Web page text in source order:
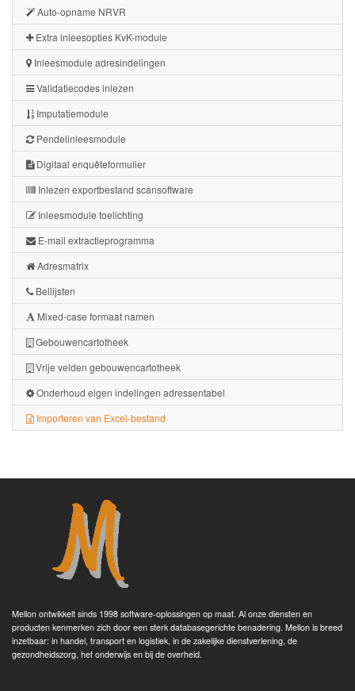
Auto-opname NRVR
Extra inleesopties KvK-module
Inleesmodule adresindelingen
Validatiecodes inlezen
Imputatiemodule
Pendelinleesmodule
Digitaal enquêteformulier
Inlezen exportbestand scansoftware
Inleesmodule toelichting
E-mail extractieprogramma
Adresmatrix
Bellijsten
Mixed-case formaat namen
Gebouwencartotheek
Vrije velden gebouwencartotheek
Onderhoud eigen indelingen adressentabel
Importeren van Excel-bestand
Mellon ontwikkelt sinds 1998 software-oplossingen op maat. Al onze diensten en
producten kenmerken zich door een sterk databasegerichte benadering. Mellon is breed
inzetbaar: in handel, transport en logistiek, in de zakelijke dienstverlening, de
gezondheidszorg, het onderwijs en bij de overheid.